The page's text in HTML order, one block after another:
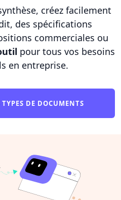
créez facilement
des spécifications
commerciales ou
pour tous vos besoins
en entreprise.
DE DOCUMENTS